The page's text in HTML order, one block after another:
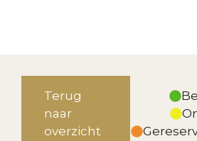
Terug
naar
overzicht